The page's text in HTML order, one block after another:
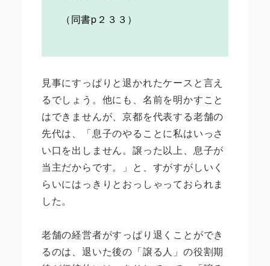
（同書p２３３）
見事にすっぱりと退かれたケースと言え
るでしょう。他にも、名前を明かすこと
はできませんが、京都を代表する老舗の
先代は、「息子のやることに私はいっさ
い口を出しません。譲った以上、息子が
当主だからです。」と、すがすがしいく
らいにはっきりとおっしゃっておられま
した。
老舗の経営者がすっぱり退くことができ
るのは、退いた後の「譲る人」の役割期